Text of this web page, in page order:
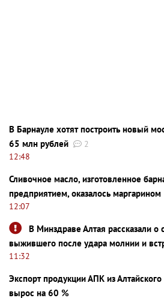
В Барнауле хотят построить новый
65 млн рублей
2
12:48
Сливочное масло, изготовленное
предприятием, оказалось маргарином
12:07
В Минздраве Алтая рассказали о
выжившего после удара молнии и
11:32
Экспорт продукции АПК из
вырос на 60 %